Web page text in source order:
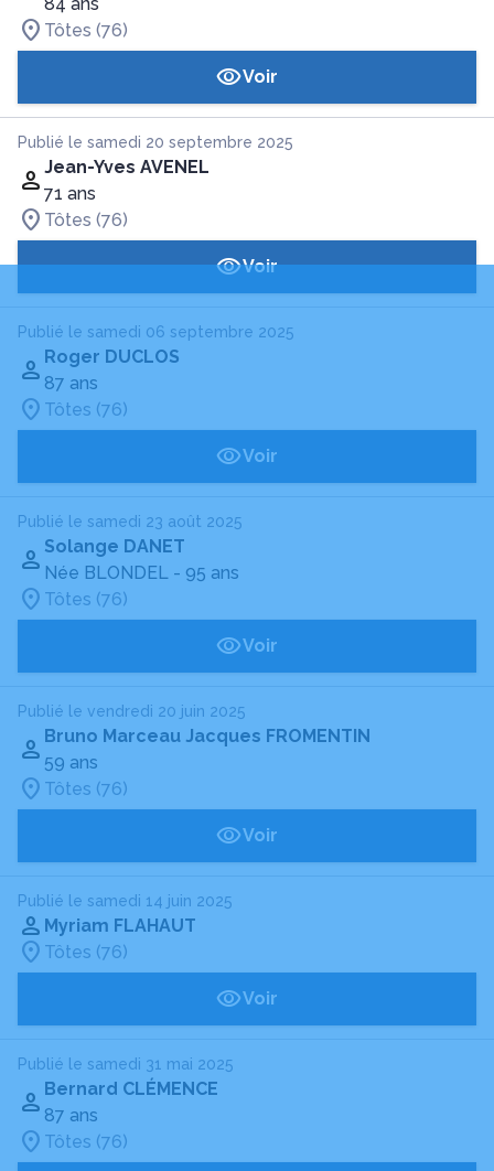
Tôtes (76)
Voir
Publié le samedi 20 septembre 2025
Jean-Yves AVENEL
71 ans
Tôtes (76)
Voir
Publié le samedi 06 septembre 2025
Roger DUCLOS
87 ans
Tôtes (76)
Voir
Publié le samedi 23 août 2025
Solange DANET
Née BLONDEL - 95 ans
Tôtes (76)
Voir
Publié le vendredi 20 juin 2025
Bruno Marceau Jacques FROMENTIN
59 ans
Tôtes (76)
Voir
Publié le samedi 14 juin 2025
Myriam FLAHAUT
Tôtes (76)
Voir
Publié le samedi 31 mai 2025
Bernard CLÉMENCE
87 ans
Tôtes (76)